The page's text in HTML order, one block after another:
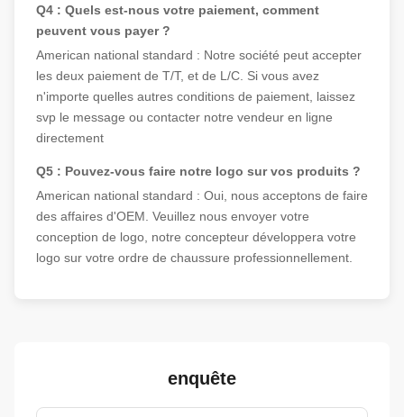
Q4 : Quels est-nous votre paiement, comment
peuvent vous payer ?
American national standard : Notre société peut accepter
les deux paiement de T/T, et de L/C. Si vous avez
n'importe quelles autres conditions de paiement, laissez
svp le message ou contacter notre vendeur en ligne
directement
Q5 : Pouvez-vous faire notre logo sur vos produits ?
American national standard : Oui, nous acceptons de faire
des affaires d'OEM. Veuillez nous envoyer votre
conception de logo, notre concepteur développera votre
logo sur votre ordre de chaussure professionnellement.
enquête